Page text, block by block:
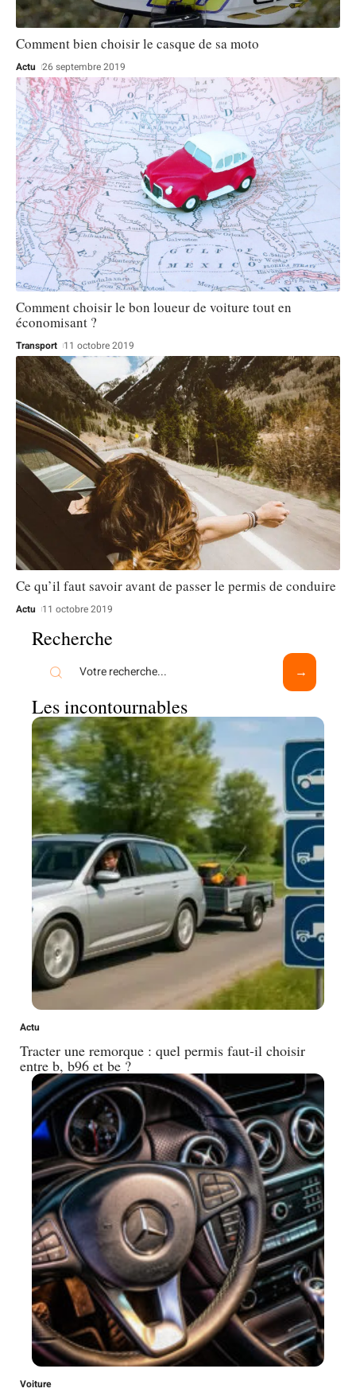
Comment bien choisir le casque de sa moto
Actu 26 septembre 2019
Comment choisir le bon loueur de voiture tout en
économisant ?
Transport 11 octobre 2019
Ce qu’il faut savoir avant de passer le permis de conduire
Actu 11 octobre 2019
Recherche
Les incontournables
Actu
Tracter une remorque : quel permis faut-il choisir
entre b, b96 et be ?
Voiture